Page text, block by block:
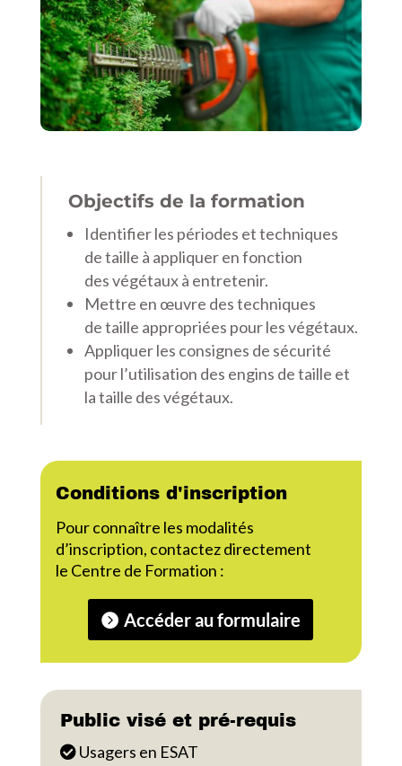
Objectifs de la formation
Identifier les périodes et techniques
de taille à appliquer en fonction
des végétaux à entretenir.
Mettre en œuvre des techniques
de taille appropriées pour les végétaux.
Appliquer les consignes de sécurité
pour l’utilisation des engins de taille et
la taille des végétaux.
Conditions d'inscription
Pour connaître les modalités
d’inscription, contactez directement
le Centre de Formation :
Accéder au formulaire
Public visé et pré-requis
Usagers en ESAT